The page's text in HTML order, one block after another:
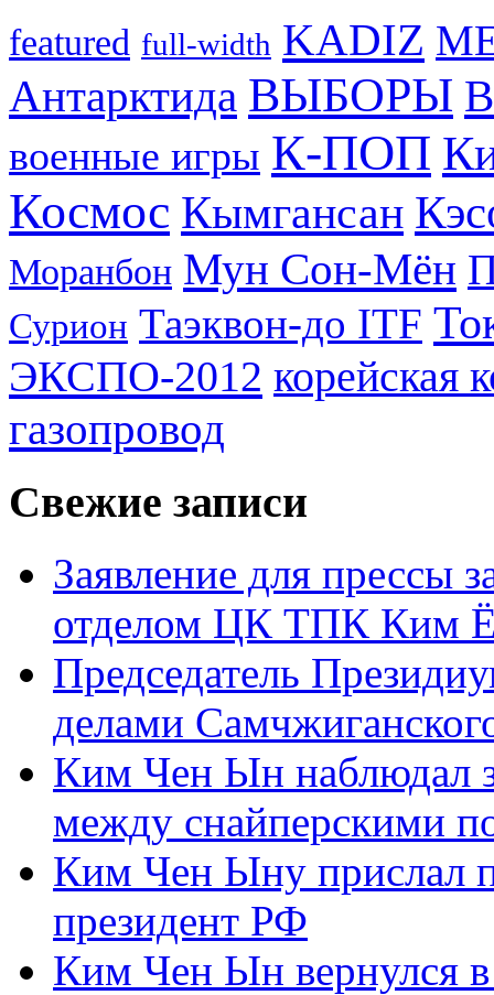
featured full-width KADIZ
Антарктида ВЫБОРЫ
военные игры К-ПОП
Космос Кымгансан
Моранбон Мун Сон-Мён
Сурион Таэквон-до ITF
ЭКСПО-2012 корейская
газопровод
Свежие записи
Заявление для прессы
отделом ЦК ТПК Ким
Председатель
делами
Ким Чен Ын наблюдал
между снайперскими
Ким Чен Ыну прислал
президент РФ
Ким Чен Ын вернулся